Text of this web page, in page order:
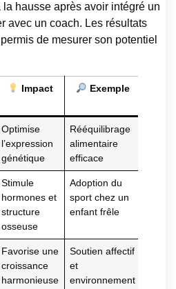
hausse après avoir intégré un
avec un coach. Les résultats
de mesurer son potentiel
Impact Exemple
Optimise
l’expression
génétique
Rééquilibrage
alimentaire
efficace
Stimule
hormones et
structure
osseuse
Adoption du
sport chez un
enfant frêle
Favorise une
croissance
harmonieuse
Soutien affectif
et
environnement